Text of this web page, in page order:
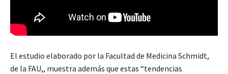
El estudio elaborado por la Facultad de Medicina Schmidt,
de la FAU,, muestra además que estas “tendencias